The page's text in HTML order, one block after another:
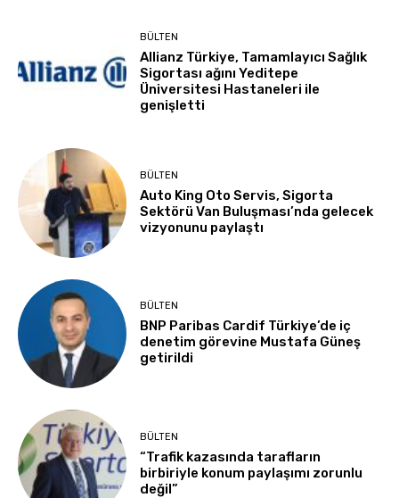
BÜLTEN
Allianz Türkiye, Tamamlayıcı Sağlık
Sigortası ağını Yeditepe
Üniversitesi Hastaneleri ile
genişletti
BÜLTEN
Auto King Oto Servis, Sigorta
Sektörü Van Buluşması’nda gelecek
vizyonunu paylaştı
BÜLTEN
BNP Paribas Cardif Türkiye’de iç
denetim görevine Mustafa Güneş
getirildi
BÜLTEN
“Trafik kazasında tarafların
birbiriyle konum paylaşımı zorunlu
değil”